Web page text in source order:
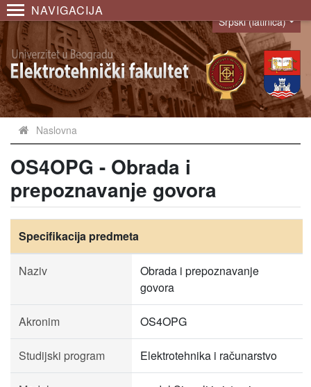
NAVIGACIJA
Language
Srpski (latinica)
Naslovna
OS4OPG - Obrada i
prepoznavanje govora
Specifikacija predmeta
Naziv
Obrada i prepoznavanje
govora
Akronim OS4OPG
Studijski program Elektrotehnika i računarstvo